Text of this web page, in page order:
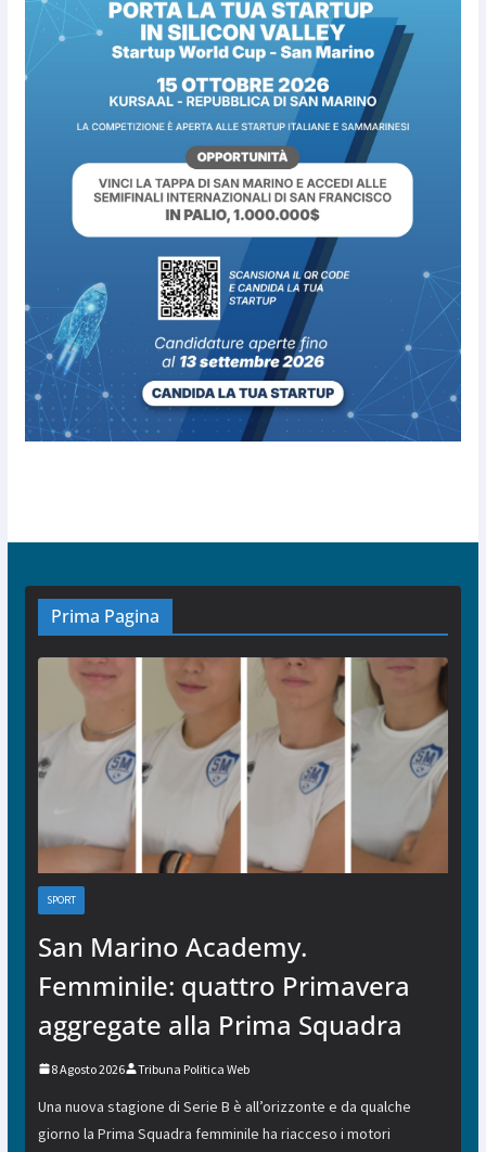
Prima Pagina
SPORT
San Marino Academy.
Femminile: quattro Primavera
aggregate alla Prima Squadra
8 Agosto 2026 Tribuna Politica Web
Una nuova stagione di Serie B è all’orizzonte e da qualche
giorno la Prima Squadra femminile ha riacceso i motori